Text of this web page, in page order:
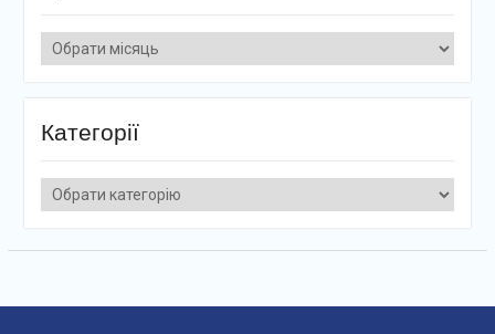
Архіви
Категорії
Категорії